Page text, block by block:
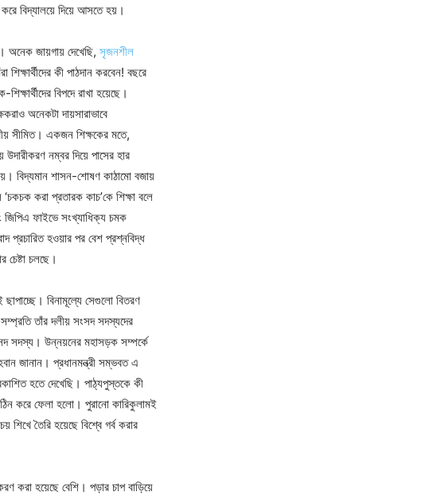
বিদ্যালয়ে দিয়ে আসতে হয়।
অনেক জায়গায় দেখেছি, সৃজনশীল
কী পাঠদান করবেন! বছরে
বিপদে রাখা হয়েছে।
অনেকটা দায়সারাভাবে
সীমিত। একজন শিক্ষকের মতে,
নম্বর দিয়ে পাসের হার
বিদ্যমান শাসন-শোষণ কাঠামো বজায়
করা প্রতারক কাচ’কে শিক্ষা বলে
জিপিএ ফাইভে সংখ্যাধিক্য চমক
প্রচারিত হওয়ার পর বেশ প্রশ্নবিদ্ধ
চলছে।
বিনামূল্যে সেগুলো বিতরণ
তাঁর দলীয় সংসদ সদস্যদের
সদস্য। উন্নয়নের মহাসড়ক সম্পর্কে
জানান। প্রধানমন্ত্রী সম্ভবত এ
হতে দেখেছি। পাঠ্যপুস্তকে কী
করে ফেলা হলো। পুরানো কারিকুলামই
শিখে তৈরি হয়েছে বিশ্বে গর্ব করার
করা হয়েছে বেশি। পড়ার চাপ বাড়িয়ে